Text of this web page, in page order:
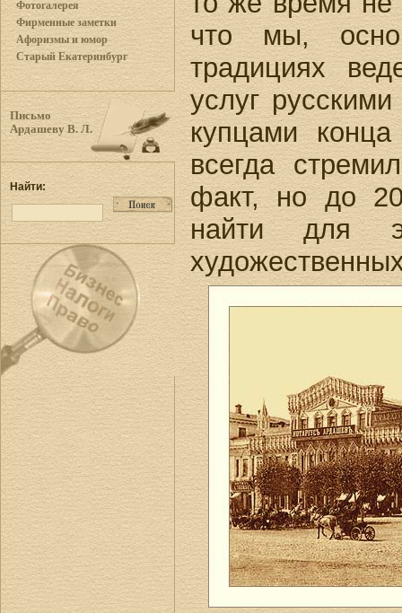
Фотогалерея
Фирменные заметки
Афоризмы и юмор
Старый Екатеринбург
Письмо
Ардашеву В. Л.
Найти:
что мы,
традициях
услуг
купцами
всегда
факт, но до
найти для